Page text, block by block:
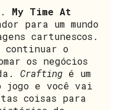
. My Time At
para um mundo
cartunescos.
continuar o
os negócios
Crafting é um
jogo e você vai
coisas para